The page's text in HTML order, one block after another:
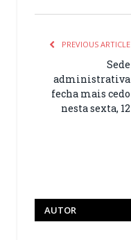
PREVIOUS ARTICLE
Sede
administrativa
fecha mais cedo
nesta sexta, 12
AUTOR